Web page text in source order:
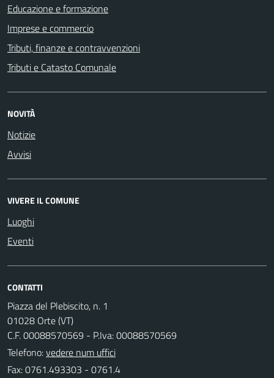
Educazione e formazione
Imprese e commercio
Tributi, finanze e contravvenzioni
Tributi e Catasto Comunale
NOVITÀ
Notizie
Avvisi
VIVERE IL COMUNE
Luoghi
Eventi
CONTATTI
Piazza del Plebiscito, n. 1
01028 Orte (VT)
C.F. 00088570569 - P.Iva: 00088570569
Telefono:vedere num uffici
Fax: 0761.493303 - 0761.4